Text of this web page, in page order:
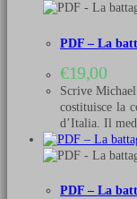
PDF – La
€19,00
Scrive
costituisce la
d’Italia. Il
PDF – La